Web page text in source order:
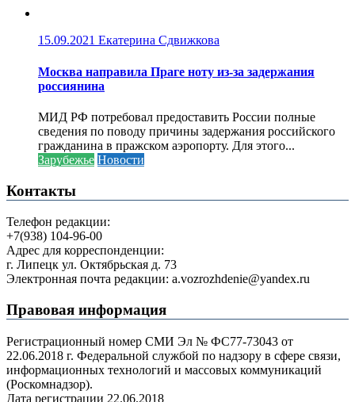
15.09.2021 Екатерина Сдвижкова
Москва направила Праге ноту из-за задержания
россиянина
МИД РФ потребовал предоставить России полные
сведения по поводу причины задержания российского
гражданина в пражском аэропорту. Для этого...
Зарубежье Новости
Контакты
Телефон редакции:
+7(938) 104-96-00
Адрес для корреспонденции:
г. Липецк ул. Октябрьская д. 73
Электронная почта редакции: a.vozrozhdenie@yandex.ru
Правовая информация
Регистрационный номер СМИ Эл № ФС77-73043 от
22.06.2018 г. Федеральной службой по надзору в сфере связи,
информационных технологий и массовых коммуникаций
(Роскомнадзор).
Дата регистрации 22.06.2018